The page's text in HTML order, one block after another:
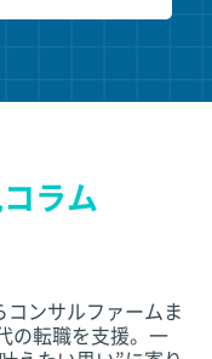
ラム
コンサルファームま
の転職を支援。一